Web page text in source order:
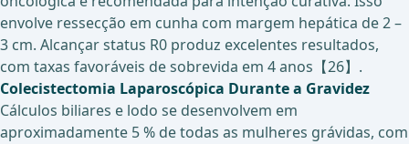
envolve ressecção em cunha com margem hepática de 2 –
3 cm. Alcançar status R0 produz excelentes resultados,
com taxas favoráveis de sobrevida em 4 anos【26】.
Colecistectomia Laparoscópica Durante a Gravidez
Cálculos biliares e lodo se desenvolvem em
aproximadamente 5 % de todas as mulheres grávidas, com